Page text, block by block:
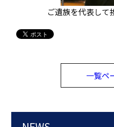
ご遺族を代表して
一覧ペ